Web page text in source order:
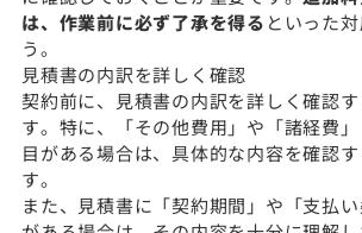
は、作業前に必ず了承を得る といった
う。
見積書の内訳を詳しく確認
契約前に、見積書の内訳を詳しく確認
す。特に、「その他費用」や「諸経費
目がある場合は、具体的な内容を確認
す。
また、見積書に「契約期間」や「支払